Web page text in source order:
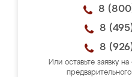
8
8
8
Или оставьте заявку